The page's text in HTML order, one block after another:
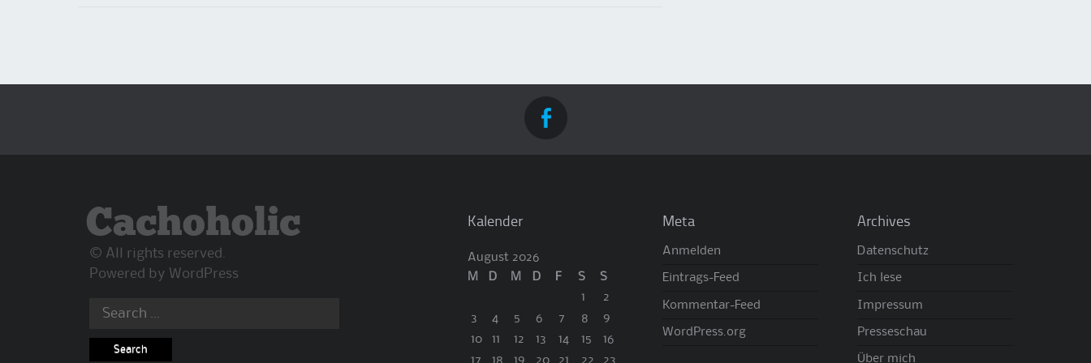
Cachoholic
© All rights reserved.
Powered by WordPress
Search
Kalender
August 2026
M
D M D F S
S
1
2
3
4 5 6 7 8
9
10
11 12 13 14 15
16
17
18 19 20 21 22 23
Meta
Anmelden
Eintrags-Feed
Kommentar-Feed
WordPress.org
Archives
Datenschutz
Ich lese
Impressum
Presseschau
Über mich